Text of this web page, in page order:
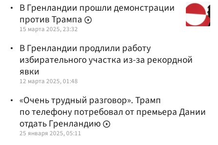
В Гренландии прошли демонстрации
против Трампа
15 марта 2025, 23:32
В Гренландии продлили работу
избирательного участка из-за рекордной
явки
12 марта 2025, 01:48
«Очень трудный разговор». Трамп
по телефону потребовал от премьера Дании
отдать Гренландию
25 января 2025, 05:11